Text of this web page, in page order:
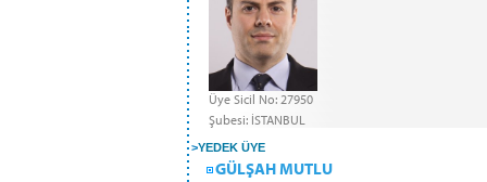
Üye Sicil No: 27950
Şubesi: İSTANBUL
>YEDEK ÜYE
GÜLŞAH MUTLU